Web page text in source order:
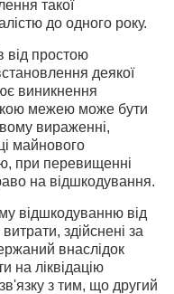
такої
до одного року.
від простою
деякої
виникнення
межею може бути
вираженні,
майнового
при перевищенні
на відшкодування.
відшкодуванню від
здійснені за
внаслідок
на ліквідацію
з тим, що другий